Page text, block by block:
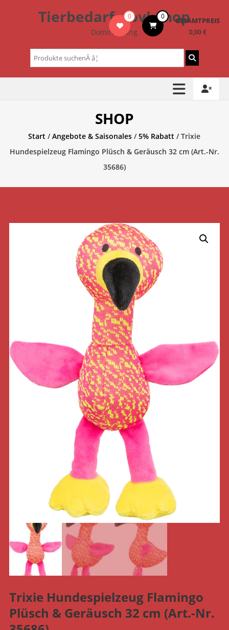
Tierbedarf – bvl-Shop
Dominik Lang
0 0 GESAMTPREIS
0,00 €
Suchen
nach:
SHOP
Start /Angebote & Saisonales /5% Rabatt / Trixie
Hundespielzeug Flamingo Plüsch & Geräusch 32 cm (Art.-Nr.
35686)
Trixie Hundespielzeug Flamingo
Plüsch & Geräusch 32 cm (Art.-Nr.